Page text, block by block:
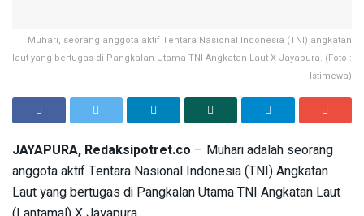
Muhari, seorang anggota aktif Tentara Nasional Indonesia (TNI) angkatan
laut yang bertugas di Pangkalan Utama TNI Angkatan Laut X Jayapura. (Foto :
Istimewa)
JAYAPURA, Redaksipotret.co – Muhari adalah seorang
anggota aktif Tentara Nasional Indonesia (TNI) Angkatan
Laut yang bertugas di Pangkalan Utama TNI Angkatan Laut